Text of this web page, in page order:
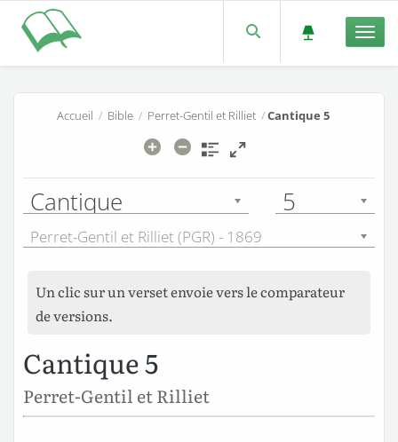
Accueil / Bible/ Perret-Gentil et Rilliet/Cantique 5
Cantique 5
Perret-Gentil et Rilliet (PGR) - 1869
Un clic sur un verset envoie vers le comparateur
de versions.
Cantique 5
Perret-Gentil et Rilliet